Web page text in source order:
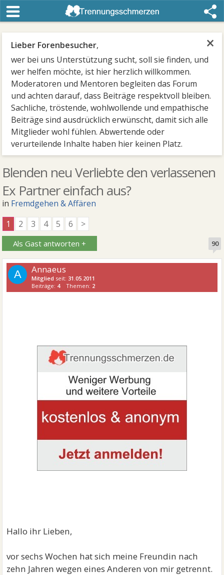
×
Lieber Forenbesucher,
wer bei uns Unterstützung sucht, soll sie finden, und
wer helfen möchte, ist hier herzlich willkommen.
Moderatoren und Mentoren begleiten das Forum
und achten darauf, dass Beiträge respektvoll bleiben.
Sachliche, tröstende, wohlwollende und empathische
Beiträge sind ausdrücklich erwünscht, damit sich alle
Mitglieder wohl fühlen. Abwertende oder
verurteilende Inhalte haben hier keinen Platz.
Blenden neu Verliebte den verlassenen
Ex Partner einfach aus?
in Fremdgehen & Affären
1
2 3 4 5 6 >
Als Gast antworten + 90
A Annaeus
Mitglied seit:31.05.2011
Beiträge: 4 Themen: 2
Hallo ihr Lieben,
vor sechs Wochen hat sich meine Freundin nach
zehn Jahren wegen eines Anderen von mir getrennt.